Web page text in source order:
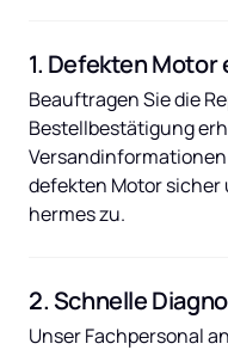
1. Defekten
Beauftragen Sie die
Bestellbestätigung
Versandinformationen
defekten Motor sicher
hermes zu.
2. Schnelle
Unser Fachpersonal